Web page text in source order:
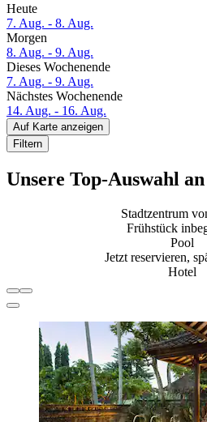
Heute
7. Aug. - 8. Aug.
Morgen
8. Aug. - 9. Aug.
Dieses Wochenende
7. Aug. - 9. Aug.
Nächstes Wochenende
14. Aug. - 16. Aug.
Auf Karte anzeigen
Filtern
Unsere Top-Auswahl
Stadtzentrum
Frühstück
Pool
Jetzt reservieren,
Hotel